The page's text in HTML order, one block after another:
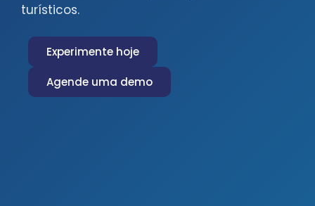
turísticos.
Experimente hoje
Agende uma demo